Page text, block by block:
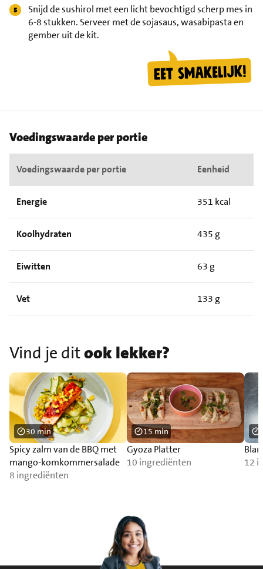
Snijd de sushirol met een licht bevochtigd scherp mes in
6-8 stukken. Serveer met de sojasaus, wasabipasta en
gember uit de kit.
Voedingswaarde per portie
Voedingswaarde per portie Eenheid
Energie 351 kcal
Koolhydraten 435 g
Eiwitten 63 g
Vet 133 g
Vind je ditook lekker?
Spicy zalm van de BBQ met
mango-komkommersalade
8 ingrediënten
30 min
Gyoza Platter
10 ingrediënten
15 min
12